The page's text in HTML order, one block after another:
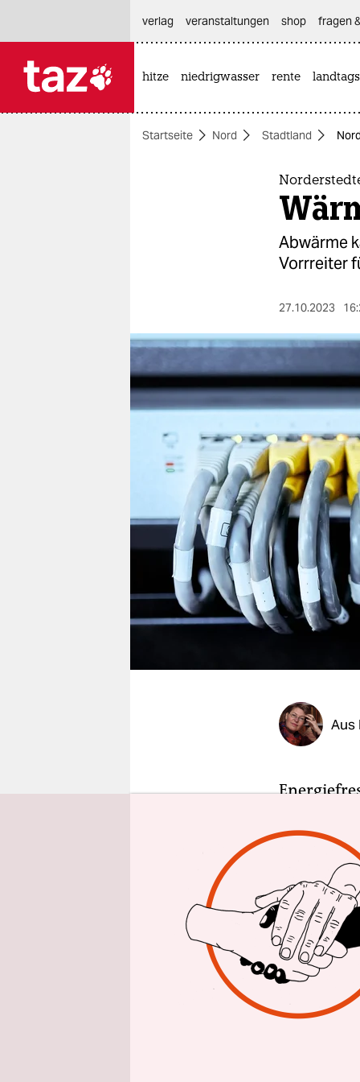
themen
berlin
nord
wahrheit
verlag
veranstaltungen
fragen & hilfe
unterstützen
verlag
veranstaltungen shop fragen
hitze niedrigwasser rente
Startseite Nord Stadtland
Abwärme
Vorrreiter
27.10.2023
Aus
Strom,
müssen
in die
Die
künftig
zählt
eine
Es klingt
Wasser
geleitet